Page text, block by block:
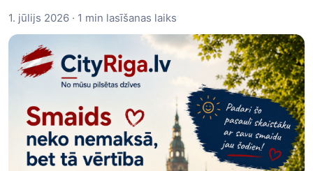
1. jūlijs 2026 · 1 min lasīšanas laiks